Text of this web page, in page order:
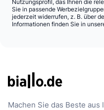
Nutzungsprofil, das Ihnen die
Sie in passende
jederzeit widerrufen, z. B. über
Informationen finden Sie in
Machen Sie das Beste aus